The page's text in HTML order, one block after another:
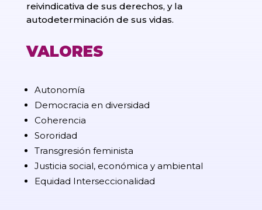
reivindicativa de sus derechos, y la
autodeterminación de sus vidas.
VALORES
Autonomía
Democracia en diversidad
Coherencia
Sororidad
Transgresión feminista
Justicia social, económica y ambiental
Equidad Interseccionalidad